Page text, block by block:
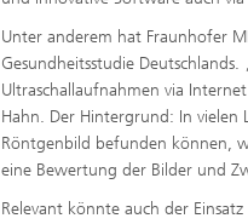
Unter anderem hat Fraunhofer
Gesundheitsstudie
Ultraschallaufnahmen via
Hahn. Der Hintergrund: In vielen
Röntgenbild befunden können,
eine Bewertung der Bilder und
Relevant könnte auch der